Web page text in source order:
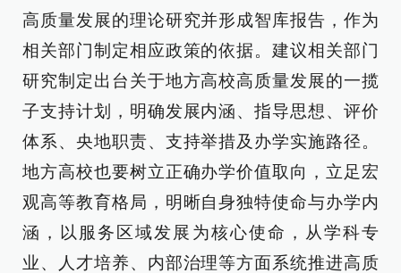
高质量发展的理论研究并形成智库报告，作为
相关部门制定相应政策的依据。建议相关部门
研究制定出台关于地方高校高质量发展的一揽
子支持计划，明确发展内涵、指导思想、评价
体系、央地职责、支持举措及办学实施路径。
地方高校也要树立正确办学价值取向，立足宏
观高等教育格局，明晰自身独特使命与办学内
涵，以服务区域发展为核心使命，从学科专
业、人才培养、内部治理等方面系统推进高质